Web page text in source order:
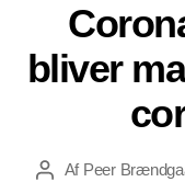
bliver
Indlægsforfatter
Af Peer